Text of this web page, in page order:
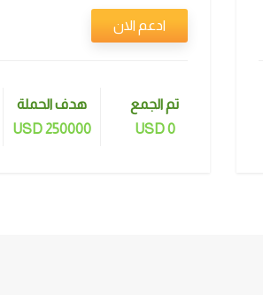
ادعم الان
تم الجمع
0 USD
هدف الحملة
250000 USD